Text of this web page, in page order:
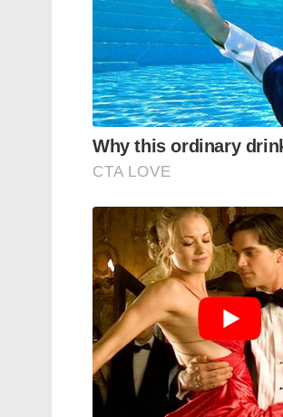
‘അദ്ദേഹത്തെക്കുറിച്ച്
ബാഷയുടെ 100 ദിവസത്തെ
ഒരു മന്ത്രി എന്റെ
സംസാരിക്കാൻ
സർക്കാരിനെതിരായ
നിന്ന് നീക്കി.വേദി
‘ആ രാത്രി എനിക്ക്
രജനീകാന്ത് പറഞ്ഞു,
കൂട്ടിച്ചേർത്തു.
അത് മറക്കാൻ പറഞ്ഞു,
സംഭവിക്കാത്തതുപോലെ
മാറി.’അന്നത്തെ
ചോദിച്ചു. പക്ഷേ അവർ
നിങ്ങളുടെ പേര്